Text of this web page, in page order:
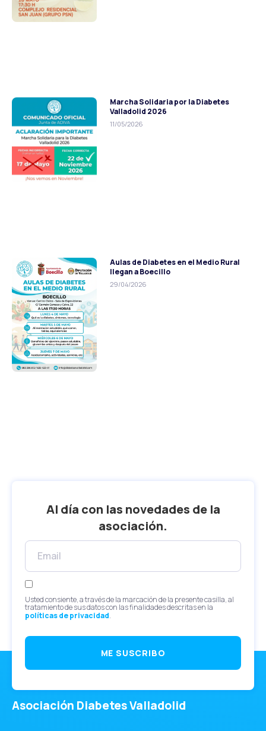
Marcha Solidaria por la Diabetes
Valladolid 2026
11/05/2026
Aulas de Diabetes en el Medio Rural
llegan a Boecillo
29/04/2026
Al día con las novedades de la
asociación.
Usted consiente, a través de la marcación de la presente casilla, al
tratamiento de sus datos con las finalidades descritas en la
políticas de privacidad.
ME SUSCRIBO
Asociación Diabetes Valladolid